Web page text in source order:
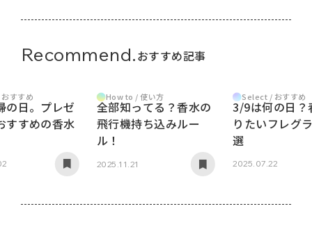
Recommend.おすすめ記事
すすめ
の日。プレゼ
すすめの香水
How to / 使い方
全部知ってる？香水の
飛行機持ち込みルー
ル！
2025.11.21
Select / おすすめ
3/9は何の日？
りたいフレグ
選
2025.07.22